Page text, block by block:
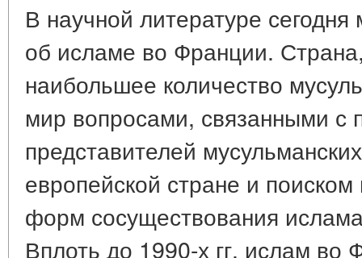
В научной литературе
об исламе во Франции.
наибольшее количество
мир вопросами, связанными с
представителей
европейской стране и
форм сосуществования
Вплоть до 1990-х гг. ислам во